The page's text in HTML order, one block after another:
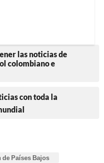
las noticias de
colombiano e
con toda la
de Países Bajos